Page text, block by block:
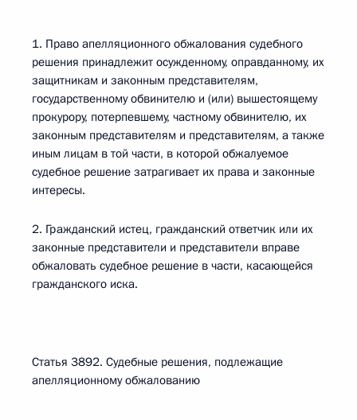
1. Право апелляционного обжалования судебного
решения принадлежит осужденному, оправданному, их
защитникам и законным представителям,
государственному обвинителю и (или) вышестоящему
прокурору, потерпевшему, частному обвинителю, их
законным представителям и представителям, а также
иным лицам в той части, в которой обжалуемое
судебное решение затрагивает их права и законные
интересы.
2. Гражданский истец, гражданский ответчик или их
законные представители и представители вправе
обжаловать судебное решение в части, касающейся
гражданского иска.
Статья 3892. Судебные решения, подлежащие
апелляционному обжалованию